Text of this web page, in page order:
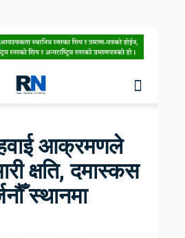
आक्रमणले
क्षति, दमास्कस
स्थानमा